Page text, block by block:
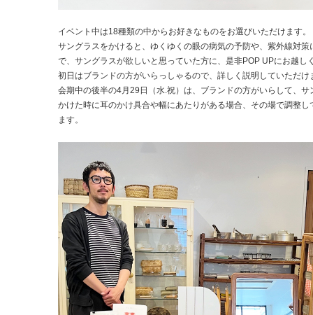
イベント中は18種類の中からお好きなものをお選びいただけます。
サングラスをかけると、ゆくゆくの眼の病気の予防や、紫外線対策
で、サングラスが欲しいと思っていた方に、是非POP UPにお越し
初日はブランドの方がいらっしゃるので、詳しく説明していただけ
会期中の後半の4月29日（水.祝）は、ブランドの方がいらして、サ
かけた時に耳のかけ具合や幅にあたりがある場合、その場で調整し
ます。